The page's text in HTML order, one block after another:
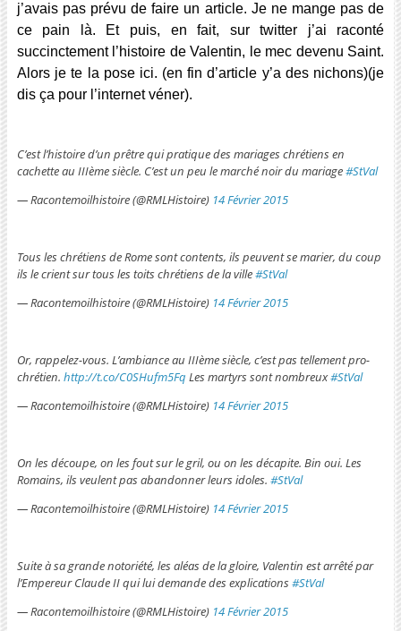
j’avais pas prévu de faire un article. Je ne mange pas de
ce pain là. Et puis, en fait, sur twitter j’ai raconté
succinctement l’histoire de Valentin, le mec devenu Saint.
Alors je te la pose ici. (en fin d’article y’a des nichons)(je
dis ça pour l’internet véner).
C’est l’histoire d’un prêtre qui pratique des mariages chrétiens en
cachette au IIIème siècle. C’est un peu le marché noir du mariage#StVal
— Racontemoilhistoire (@RMLHistoire) 14 Février 2015
Tous les chrétiens de Rome sont contents, ils peuvent se marier, du coup
ils le crient sur tous les toits chrétiens de la ville#StVal
— Racontemoilhistoire (@RMLHistoire) 14 Février 2015
Or, rappelez-vous. L’ambiance au IIIème siècle, c’est pas tellement pro-
chrétien. http://t.co/C0SHufm5Fq Les martyrs sont nombreux#StVal
— Racontemoilhistoire (@RMLHistoire) 14 Février 2015
On les découpe, on les fout sur le gril, ou on les décapite. Bin oui. Les
Romains, ils veulent pas abandonner leurs idoles. #StVal
— Racontemoilhistoire (@RMLHistoire) 14 Février 2015
Suite à sa grande notoriété, les aléas de la gloire, Valentin est arrêté par
l’Empereur Claude II qui lui demande des explications#StVal
— Racontemoilhistoire (@RMLHistoire) 14 Février 2015